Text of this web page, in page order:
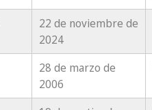
22 de noviembre de
2024
28 de marzo de
2006